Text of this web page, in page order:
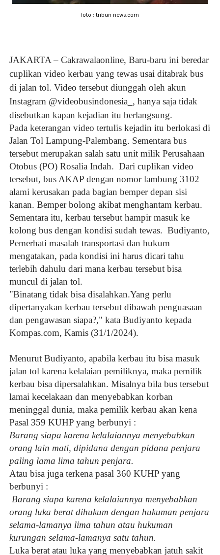
foto : tribun news.com
JAKARTA – Cakrawalaonline, Baru-baru ini beredar
cuplikan video kerbau yang tewas usai ditabrak bus
di jalan tol. Video tersebut diunggah oleh akun
Instagram @videobusindonesia_, hanya saja tidak
disebutkan kapan kejadian itu berlangsung.
Pada keterangan video tertulis kejadin itu berlokasi di
Jalan Tol Lampung-Palembang. Sementara bus
tersebut merupakan salah satu unit milik Perusahaan
Otobus (PO) Rosalia Indah. Dari cuplikan video
tersebut, bus AKAP dengan nomor lambung 3102
alami kerusakan pada bagian bemper depan sisi
kanan. Bemper bolong akibat menghantam kerbau.
Sementara itu, kerbau tersebut hampir masuk ke
kolong bus dengan kondisi sudah tewas. Budiyanto,
Pemerhati masalah transportasi dan hukum
mengatakan, pada kondisi ini harus dicari tahu
terlebih dahulu dari mana kerbau tersebut bisa
muncul di jalan tol.
"Binatang tidak bisa disalahkan.Yang perlu
dipertanyakan kerbau tersebut dibawah penguasaan
dan pengawasan siapa?," kata Budiyanto kepada
Kompas.com, Kamis (31/1/2024).
Menurut Budiyanto, apabila kerbau itu bisa masuk
jalan tol karena kelalaian pemiliknya, maka pemilik
kerbau bisa dipersalahkan. Misalnya bila bus tersebut
lamai kecelakaan dan menyebabkan korban
meninggal dunia, maka pemilik kerbau akan kena
Pasal 359 KUHP yang berbunyi :
Barang siapa karena kelalaiannya menyebabkan
orang lain mati, dipidana dengan pidana penjara
paling lama lima tahun penjara.
Atau bisa juga terkena pasal 360 KUHP yang
berbunyi :
Barang siapa karena kelalaiannya menyebabkan
orang luka berat dihukum dengan hukuman penjara
selama-lamanya lima tahun atau hukuman
kurungan selama-lamanya satu tahun.
Luka berat atau luka yang menyebabkan jatuh sakit